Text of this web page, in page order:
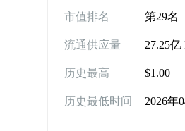
市值排名 第29名
流通供应量 27.25
历史最高 $1.00
历史最低时间 2026年